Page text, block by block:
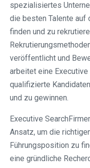
spezialisiertes
die besten Talente auf
finden und zu
veröffentlicht und
arbeitet eine Executive
qualifizierte
und zu gewinnen.
Executive
Ansatz, um die
Führungsposition zu
eine gründliche